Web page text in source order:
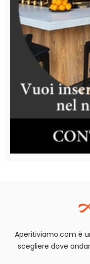
Aperitiviamo.com è
scegliere dove